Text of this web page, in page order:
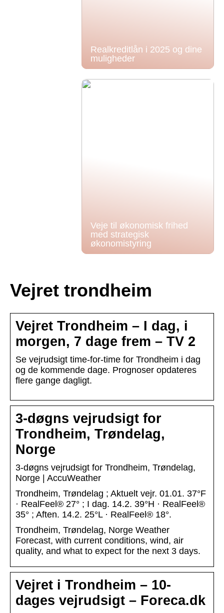
Realkreditlån i 2025 og dine
muligheder
Veje til økonomisk frihed
med strategisk
økonomistyring
Vejret trondheim
Vejret Trondheim – I dag, i
morgen, 7 dage frem – TV 2
Se vejrudsigt time-for-time for Trondheim i dag
og de kommende dage. Prognoser opdateres
flere gange dagligt.
3-døgns vejrudsigt for
Trondheim, Trøndelag,
Norge
3-døgns vejrudsigt for Trondheim, Trøndelag,
Norge | AccuWeather
Trondheim, Trøndelag ; Aktuelt vejr. 01.01. 37°F
· RealFeel® 27° ; I dag. 14.2. 39°H · RealFeel®
35° ; Aften. 14.2. 25°L · RealFeel® 18°.
Trondheim, Trøndelag, Norge Weather
Forecast, with current conditions, wind, air
quality, and what to expect for the next 3 days.
Vejret i Trondheim – 10-
dages vejrudsigt – Foreca.dk